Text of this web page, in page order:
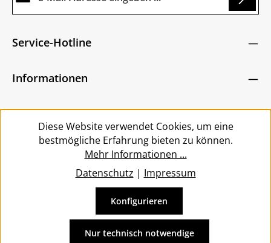
Ich habe dieDatenschutzbestimmungen
bin mit ihnen einverstanden.
Zeichen ein*
Die mit einem Stern (*) markierten Felder sind
Service-Hotline
Informationen
Service
Vertrag widerrufen
und ggf. Nachnahmegebühren, wenn nicht anders
Diese Website verwendet Cookies, um eine
bestmögliche Erfahrung bieten zu können.
Mehr Informationen ...
Datenschutz | Impressum
Nur technisch notwendige
Konfigurieren